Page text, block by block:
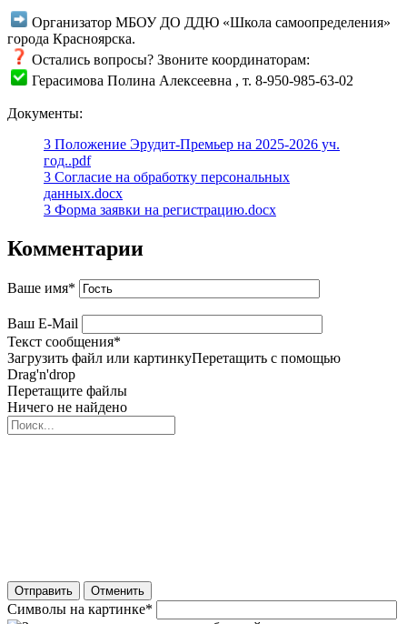
Организатор МБОУ ДО ДДЮ «Школа самоопределения»
города Красноярска.
Остались вопросы? Звоните координаторам:
Герасимова Полина Алексеевна , т. 8-950-985-63-02
Документы:
3 Положение Эрудит-Премьер на 2025-2026 уч.
год..pdf
3 Согласие на обработку персональных
данных.docx
3 Форма заявки на регистрацию.docx
Комментарии
Ваше имя*
Ваш E-Mail
Текст сообщения*
Загрузить файл или картинкуПеретащить с помощью
Drag'n'drop
Перетащите файлы
Ничего не найдено
Отправить Отменить
Символы на картинке*